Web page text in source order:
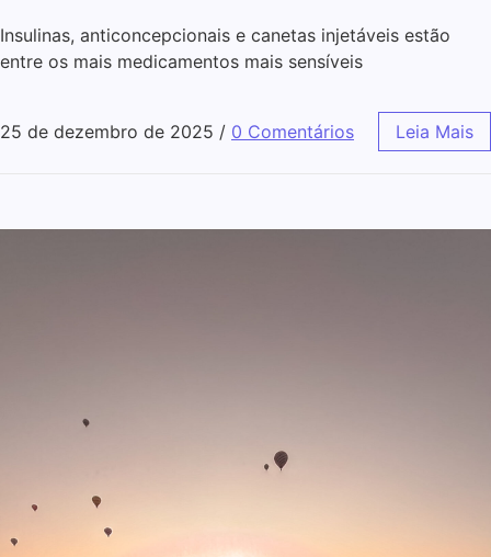
Insulinas, anticoncepcionais e canetas injetáveis estão
entre os mais medicamentos mais sensíveis
25 de dezembro de 2025 / 0 Comentários Leia Mais